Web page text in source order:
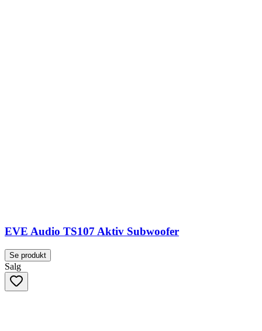
EVE Audio TS107 Aktiv Subwoofer
Se produkt
Salg